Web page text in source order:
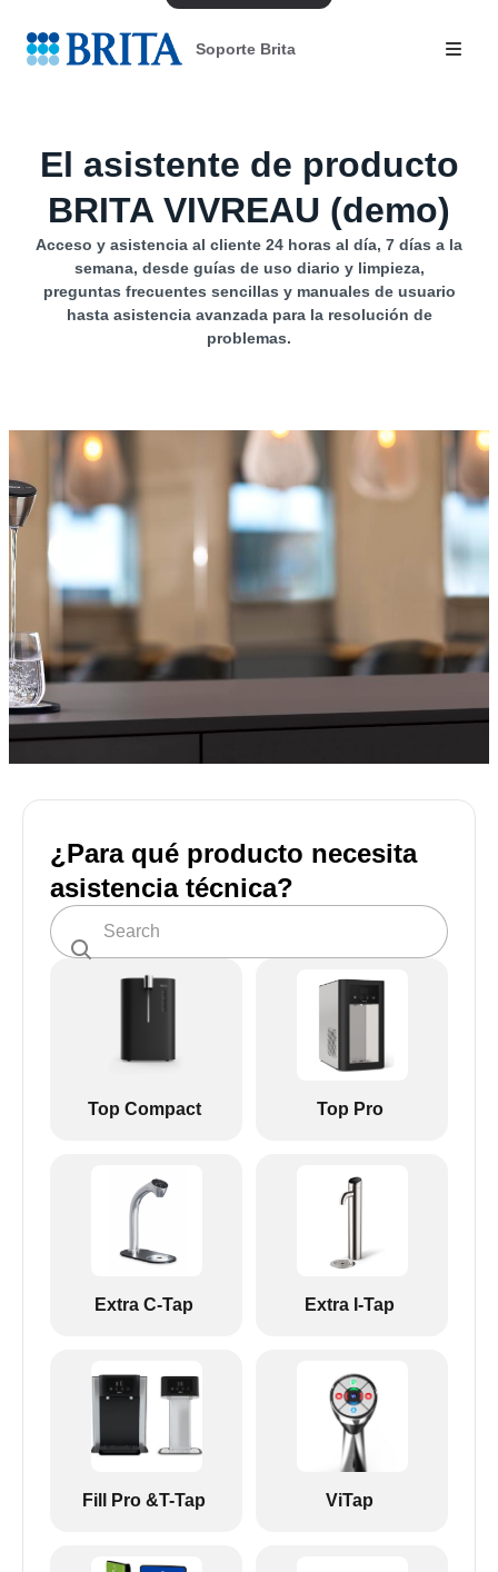
Soporte Brita
El asistente de producto
BRITA VIVREAU (demo)
Acceso y asistencia al cliente 24 horas al día, 7 días a la
semana, desde guías de uso diario y limpieza,
preguntas frecuentes sencillas y manuales de usuario
hasta asistencia avanzada para la resolución de
problemas.
¿Para qué producto necesita
asistencia técnica?
Top Compact Top Pro
Extra C-Tap Extra I-Tap
Fill Pro &T-Tap ViTap